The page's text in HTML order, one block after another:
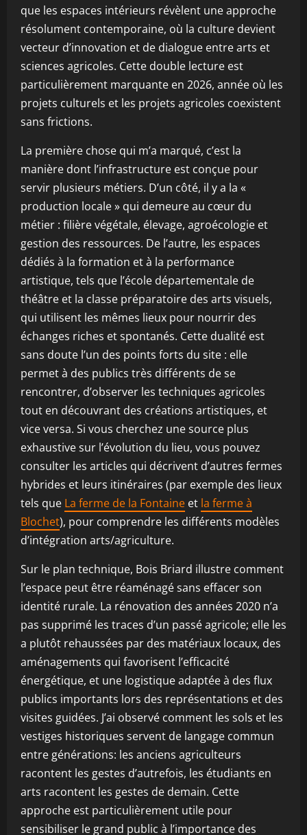
que les espaces intérieurs révèlent une approche
résolument contemporaine, où la culture devient
vecteur d’innovation et de dialogue entre arts et
sciences agricoles. Cette double lecture est
particulièrement marquante en 2026, année où les
projets culturels et les projets agricoles coexistent
sans frictions.
La première chose qui m’a marqué, c’est la
manière dont l’infrastructure est conçue pour
servir plusieurs métiers. D’un côté, il y a la «
production locale » qui demeure au cœur du
métier : filière végétale, élevage, agroécologie et
gestion des ressources. De l’autre, les espaces
dédiés à la formation et à la performance
artistique, tels que l’école départementale de
théâtre et la classe préparatoire des arts visuels,
qui utilisent les mêmes lieux pour nourrir des
échanges riches et spontanés. Cette dualité est
sans doute l’un des points forts du site : elle
permet à des publics très différents de se
rencontrer, d’observer les techniques agricoles
tout en découvrant des créations artistiques, et
vice versa. Si vous cherchez une source plus
exhaustive sur l’évolution du lieu, vous pouvez
consulter les articles qui décrivent d’autres fermes
hybrides et leurs itinéraires (par exemple des lieux
tels que La ferme de la Fontaine et la ferme à
Blochet), pour comprendre les différents modèles
d’intégration arts/agriculture.
Sur le plan technique, Bois Briard illustre comment
l’espace peut être réaménagé sans effacer son
identité rurale. La rénovation des années 2020 n’a
pas supprimé les traces d’un passé agricole; elle les
a plutôt rehaussées par des matériaux locaux, des
aménagements qui favorisent l’efficacité
énergétique, et une logistique adaptée à des flux
publics importants lors des représentations et des
visites guidées. J’ai observé comment les sols et les
vestiges historiques servent de langage commun
entre générations: les anciens agriculteurs
racontent les gestes d’autrefois, les étudiants en
arts racontent les gestes de demain. Cette
approche est particulièrement utile pour
sensibiliser le grand public à l’importance des